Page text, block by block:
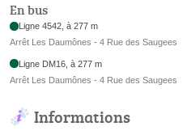
En bus
Ligne 4542, à 277 m
Arrêt Les Daumônes - 4 Rue des Saugees
Ligne DM16, à 277 m
Arrêt Les Daumônes - 4 Rue des Saugees
Informations